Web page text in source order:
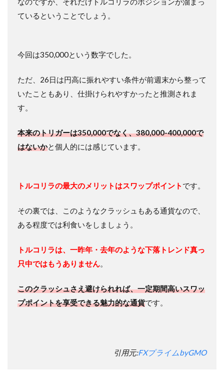
ているということでしょう。
今回は350,000という数字でした。
ただ、26日は円高に振れやすい条件が前週末から整って
いたこともあり、仕掛けられやすかったと推測されま
す。
本来のトリガーは350,000でなく、380,000-400,000で
はないかと個人的には感じています。
トルコリラの最大のメリットはスワップポイント です。
その裏では、このようなクラッシュもある通貨なので、
ある程度では利食いをしましょう。
トルコリラは、一昨年・去年のような下落トレンド真っ
只中ではもうありません。
このクラッシュさえ避けられれば、一定期間高いスワッ
プポイントを享受できる魅力的な通貨です。
引用元:FXプライムbyGMO